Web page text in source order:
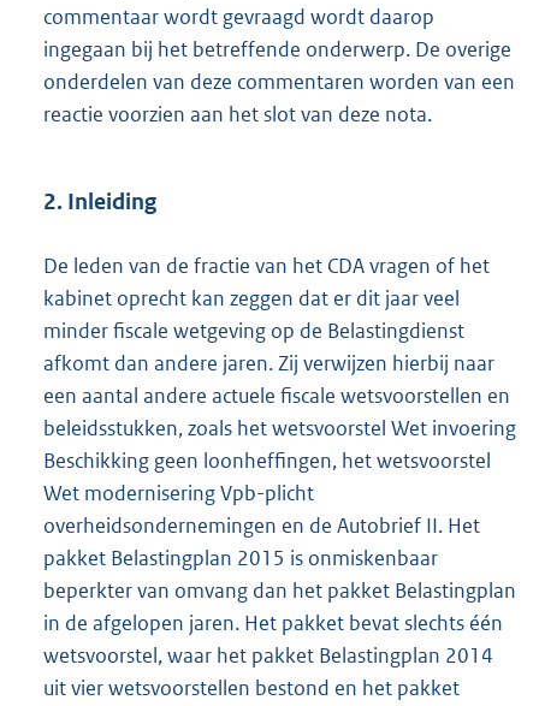
commentaar wordt gevraagd wordt daarop
ingegaan bij het betreffende onderwerp. De overige
onderdelen van deze commentaren worden van een
reactie voorzien aan het slot van deze nota.
2. Inleiding
De leden van de fractie van het CDA vragen of het
kabinet oprecht kan zeggen dat er dit jaar veel
minder fiscale wetgeving op de Belastingdienst
afkomt dan andere jaren. Zij verwijzen hierbij naar
een aantal andere actuele fiscale wetsvoorstellen en
beleidsstukken, zoals het wetsvoorstel Wet invoering
Beschikking geen loonheffingen, het wetsvoorstel
Wet modernisering Vpb-plicht
overheidsondernemingen en de Autobrief II. Het
pakket Belastingplan 2015 is onmiskenbaar
beperkter van omvang dan het pakket Belastingplan
in de afgelopen jaren. Het pakket bevat slechts één
wetsvoorstel, waar het pakket Belastingplan 2014
uit vier wetsvoorstellen bestond en het pakket